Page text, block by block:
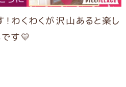
わくわくが沢山あると楽し
す💛